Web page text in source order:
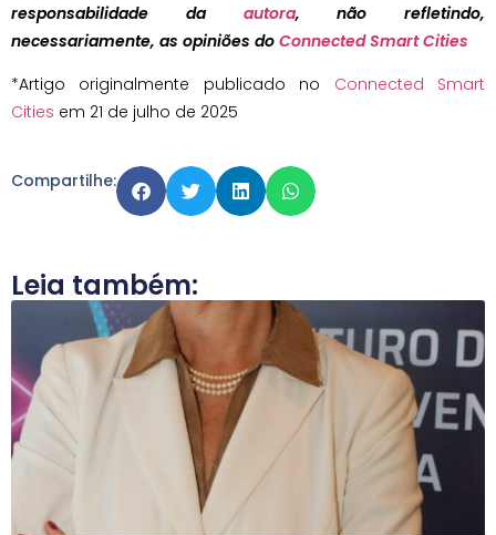
responsabilidade da autora, não refletindo,
necessariamente, as opiniões do Connected Smart Cities
*Artigo originalmente publicado no Connected Smart
Cities em 21 de julho de 2025
Compartilhe:
Leia também: